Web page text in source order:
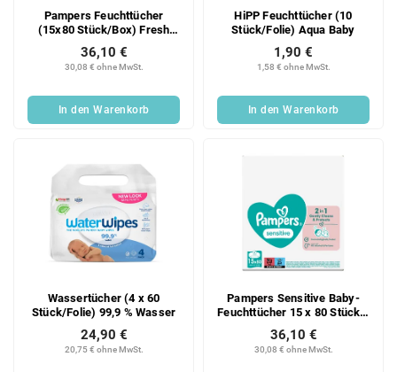
Pampers Feuchttücher
(15x80 Stück/Box) Fresh
Clean
30,08 € ohne MwSt.
36,10 €
In den Warenkorb
HiPP Feuchttücher (10
Stück/Folie) Aqua Baby
1,58 € ohne MwSt.
1,90 €
In den Warenkorb
Wassertücher (4 x 60
Stück/Folie) 99,9 % Wasser
20,75 € ohne MwSt.
24,90 €
Pampers Sensitive Baby-
Feuchttücher 15 x 80 Stück+
Zahnbürste
30,08 € ohne MwSt.
36,10 €